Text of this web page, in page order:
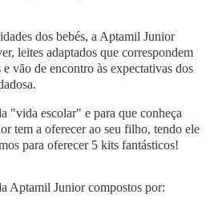
dos bebés, a Aptamil Junior
leites adaptados que correspondem
e vão de encontro às expectativas dos
"vida escolar" e para que conheça
tem a oferecer ao seu filho, tendo ele
para oferecer 5 kits fantásticos!
Aptamil Junior compostos por: